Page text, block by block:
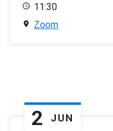
11:30
Zoom
2 JUN